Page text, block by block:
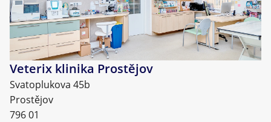
Veterix klinika Prostějov
Svatoplukova 45b
Prostějov
796 01